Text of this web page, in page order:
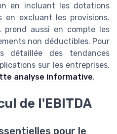
en incluant les dotations
en excluant les provisions.
prend aussi en compte les
non déductibles. Pour
détaillée des tendances
sur les entreprises,
analyse informative.
de l'EBITDA
pour le